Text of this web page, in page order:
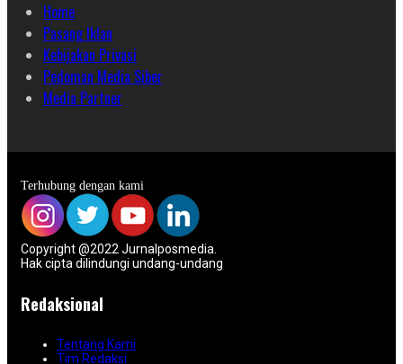
Home
Pasang Iklan
Kebijakan Privasi
Pedoman Media Siber
Media Partner
Terhubung dengan kami
Copyright @2022 Jurnalposmedia.
Hak cipta dilindungi undang-undang
Redaksional
Tentang Kami
Tim Redaksi